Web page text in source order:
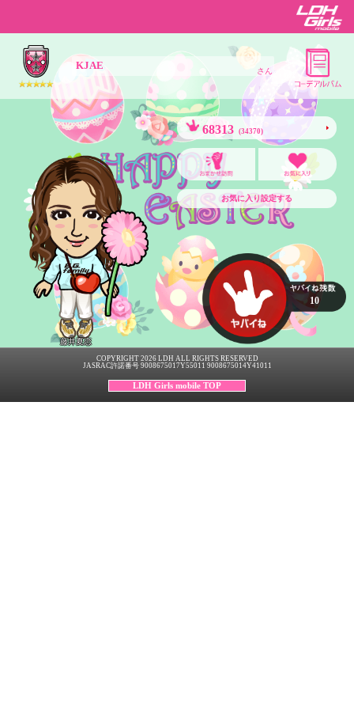
KJAE さん
藤井夏恋
68313 (34370)
お気に入り設定する
10
COPYRIGHT 2026 LDH ALL RIGHTS RESERVED
JASRAC許諾番号 9008675017Y55011 9008675014Y41011
LDH Girls mobile TOP